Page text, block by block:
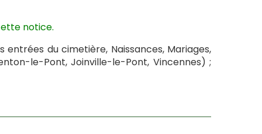
notice.
du cimetière, Naissances, Mariages,
le-Pont, Joinville-le-Pont, Vincennes) ;